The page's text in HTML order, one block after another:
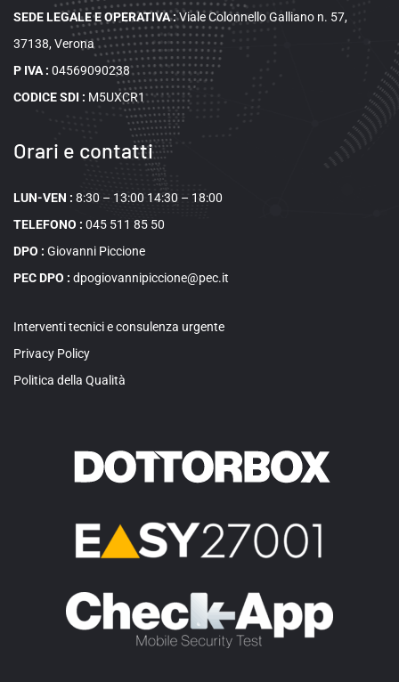
SEDE LEGALE E OPERATIVA:Viale Colonnello Galliano n. 57,
37138, Verona
P IVA : 04569090238
CODICE SDI : M5UXCR1
Orari e contatti
LUN-VEN : 8:30 – 13:00 14:30 – 18:00
TELEFONO : 045 511 85 50
DPO : Giovanni Piccione
PEC DPO : dpogiovannipiccione@pec.it
Interventi tecnici e consulenza urgente
Privacy Policy
Politica della Qualità